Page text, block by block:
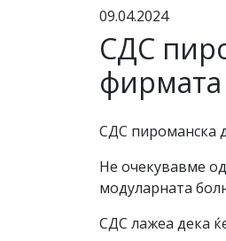
09.04.2024
СДС
фирмата
СДС пироманска
Не очекувавме
модуларната
СДС лажеа дека